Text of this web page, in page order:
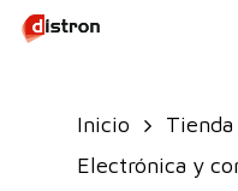
Skip
Inicio Tienda
Electrónica y